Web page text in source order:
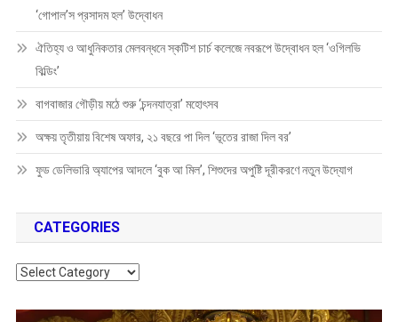
‘গোপাল’স প্রসাদম হল’ উদ্বোধন
ঐতিহ্য ও আধুনিকতার মেলবন্ধনে স্কটিশ চার্চ কলেজে নবরূপে উদ্বোধন হল ‘ওগিলভি
বিল্ডিং’
বাগবাজার গৌড়ীয় মঠে শুরু ‘চন্দনযাত্রা’ মহোৎসব
অক্ষয় তৃতীয়ায় বিশেষ অফার, ২১ বছরে পা দিল ‘ভূতের রাজা দিল বর’
ফুড ডেলিভারি অ্যাপের আদলে ‘বুক আ মিল’, শিশুদের অপুষ্টি দূরীকরণে নতুন উদ্যোগ
CATEGORIES
Categories